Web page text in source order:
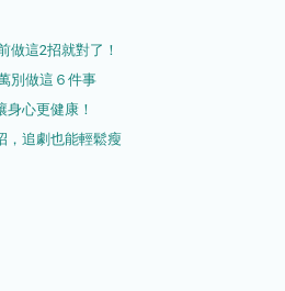
這2招就對了！
別做這６件事
身心更健康！
，追劇也能輕鬆瘦